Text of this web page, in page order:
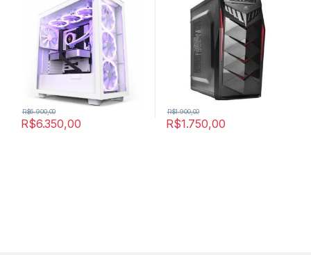
R$6.350,00
R$6.900,00
R$1.750,00
R$1.900,00